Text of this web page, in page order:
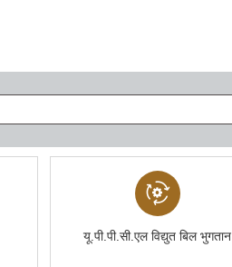
यू.पी.पी.सी.एल विद्युत बिल भुगतान